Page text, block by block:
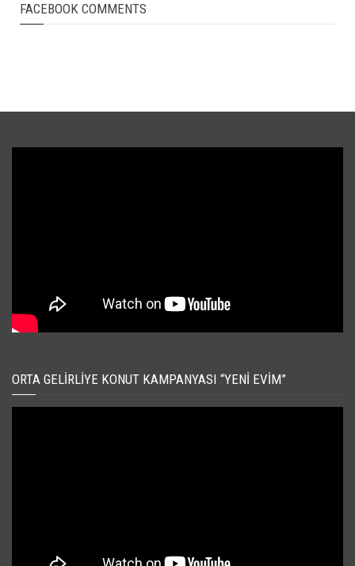
FACEBOOK COMMENTS
ORTA GELIRLIYE KONUT KAMPANYASI “YENI EVIM”